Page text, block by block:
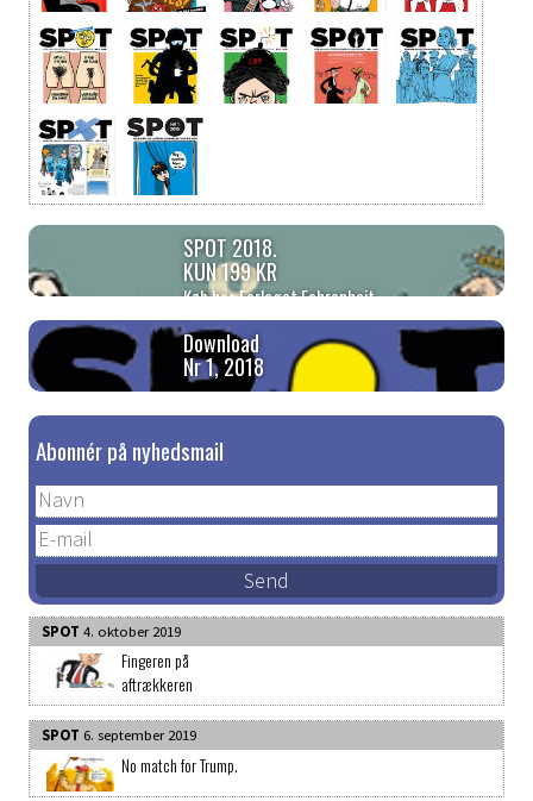
SPOT 2018.
KUN 199 KR
Køb hos Forlaget Fahrenheit
Download
Nr 1, 2018
Abonnér på nyhedsmail
SPOT 4. oktober 2019
Fingeren på
aftrækkeren
SPOT 6. september 2019
No match for Trump.